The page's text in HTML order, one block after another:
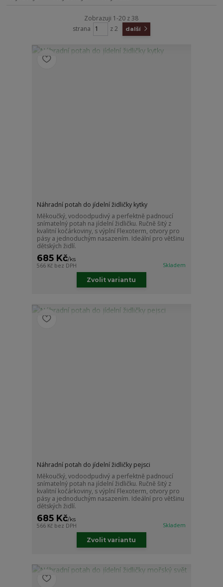
Zobrazuji 1-20 z 38
strana
z 2 další
Náhradní potah do jídelní židličky kytky
Měkoučký, vodoodpudivý a perfektně padnoucí
snímatelný potah na jídelní židličku. Ručně šitý z
kvalitní kočárkoviny, s výplní Flexoterm, otvory pro
pásy a jednoduchým nasazením. Ideální pro většinu
dětských židlí.
685 Kč/ks
566 Kč bez DPH Skladem
Zvolit variantu
Náhradní potah do jídelní židličky pejsci
Měkoučký, vodoodpudivý a perfektně padnoucí
snímatelný potah na jídelní židličku. Ručně šitý z
kvalitní kočárkoviny, s výplní Flexoterm, otvory pro
pásy a jednoduchým nasazením. Ideální pro většinu
dětských židlí.
685 Kč/ks
566 Kč bez DPH Skladem
Zvolit variantu